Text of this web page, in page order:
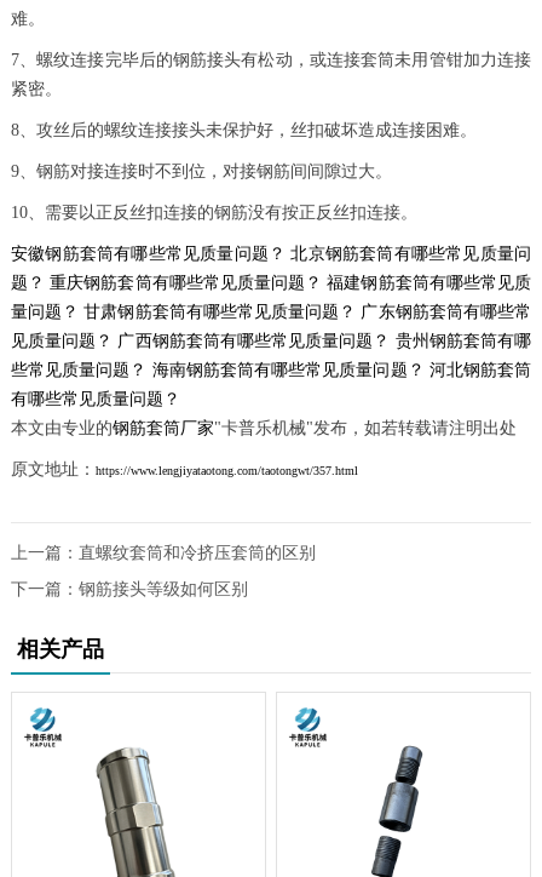
难。
7、螺纹连接完毕后的钢筋接头有松动，或连接套筒未用管钳加力连接
紧密。
8、攻丝后的螺纹连接接头未保护好，丝扣破坏造成连接困难。
9、钢筋对接连接时不到位，对接钢筋间间隙过大。
10、需要以正反丝扣连接的钢筋没有按正反丝扣连接。
安徽钢筋套筒有哪些常见质量问题？ 北京钢筋套筒有哪些常见质量问
题？ 重庆钢筋套筒有哪些常见质量问题？ 福建钢筋套筒有哪些常见质
量问题？ 甘肃钢筋套筒有哪些常见质量问题？ 广东钢筋套筒有哪些常
见质量问题？ 广西钢筋套筒有哪些常见质量问题？ 贵州钢筋套筒有哪
些常见质量问题？ 海南钢筋套筒有哪些常见质量问题？ 河北钢筋套筒
有哪些常见质量问题？
本文由专业的钢筋套筒厂家"卡普乐机械"发布，如若转载请注明出处
原文地址： https://www.lengjiyataotong.com/taotongwt/357.html
上一篇： 直螺纹套筒和冷挤压套筒的区别
下一篇： 钢筋接头等级如何区别
相关产品